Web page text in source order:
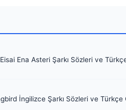
Ena Asteri Şarkı Sözleri ve
İngilizce Şarkı Sözleri ve Türkçe